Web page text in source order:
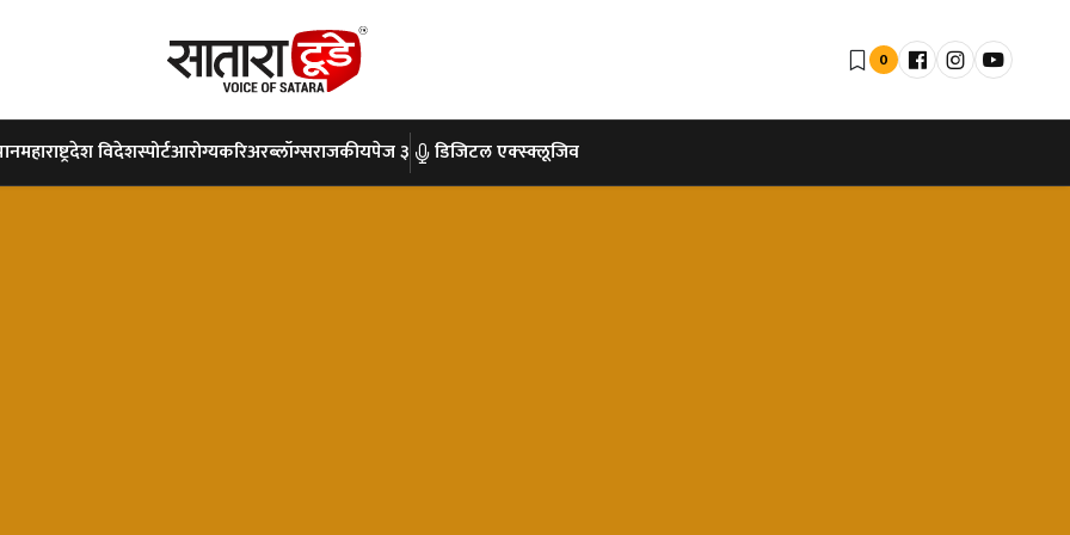
0
महाराष्ट्रदेश विदेशस्पोर्टआरोग्यकरिअरब्लॉग्सराजकीयपेज ३ डिजिटल एक्स्क्लूजिव